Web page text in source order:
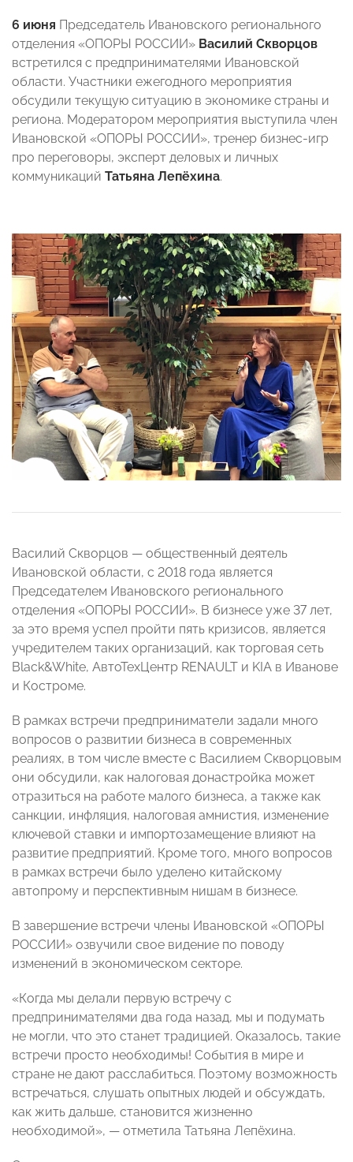
6 июня Председатель Ивановского регионального
отделения «ОПОРЫ РОССИИ» Василий Скворцов
встретился с предпринимателями Ивановской
области. Участники ежегодного мероприятия
обсудили текущую ситуацию в экономике страны и
региона. Модератором мероприятия выступила член
Ивановской «ОПОРЫ РОССИИ», тренер бизнес-игр
про переговоры, эксперт деловых и личных
коммуникаций Татьяна Лепёхина.
Василий Скворцов — общественный деятель
Ивановской области, с 2018 года является
Председателем Ивановского регионального
отделения «ОПОРЫ РОССИИ». В бизнесе уже 37 лет,
за это время успел пройти пять кризисов, является
учредителем таких организаций, как торговая сеть
Black&White, АвтоТехЦентр RENAULT и KIA в Иванове
и Костроме.
В рамках встречи предприниматели задали много
вопросов о развитии бизнеса в современных
реалиях, в том числе вместе с Василием Скворцовым
они обсудили, как налоговая донастройка может
отразиться на работе малого бизнеса, а также как
санкции, инфляция, налоговая амнистия, изменение
ключевой ставки и импортозамещение влияют на
развитие предприятий. Кроме того, много вопросов
в рамках встречи было уделено китайскому
автопрому и перспективным нишам в бизнесе.
В завершение встречи члены Ивановской «ОПОРЫ
РОССИИ» озвучили свое видение по поводу
изменений в экономическом секторе.
«Когда мы делали первую встречу с
предпринимателями два года назад, мы и подумать
не могли, что это станет традицией. Оказалось, такие
встречи просто необходимы! События в мире и
стране не дают расслабиться. Поэтому возможность
встречаться, слушать опытных людей и обсуждать,
как жить дальше, становится жизненно
необходимой», — отметила Татьяна Лепёхина.